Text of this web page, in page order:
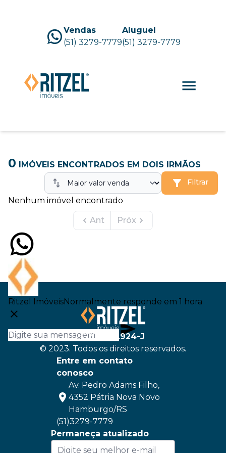
Vendas
(51) 3279-7779
Aluguel
(51) 3279-7779
0 IMÓVEIS ENCONTRADOS EM DOIS IRMÃOS
Filtrar
Nenhum imóvel encontrado
Ant Próx
Ritzel ImóveisNormalmente responde em 1 hora
CRECI
22.924-J
© 2023. Todos os direitos reservados.
Entre em contato
conosco
Av. Pedro Adams Filho,
4352 Pátria Nova Novo
Hamburgo/RS
(51)3279-7779
Permaneça atualizado